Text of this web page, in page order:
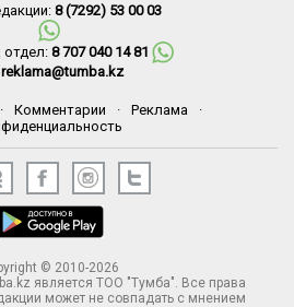
8 (7292) 53 00 03
8 707 040 14 81
reklama@tumba.kz
· Комментарии · Реклама
·
© 2010-2026
является ТОО "Тумба". Все права
может не совпадать с мнением